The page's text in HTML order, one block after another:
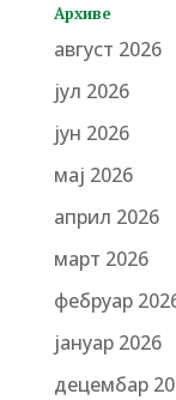
Архиве
август 2026
јул 2026
јун 2026
мај 2026
април 2026
март 2026
фебруар
јануар 2026
децембар